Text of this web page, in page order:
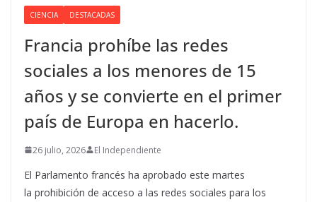
CIENCIA DESTACADAS
Francia prohíbe las redes
sociales a los menores de 15
años y se convierte en el primer
país de Europa en hacerlo.
26 julio, 2026 El Independiente
El Parlamento francés ha aprobado este martes
la prohibición de acceso a las redes sociales para los